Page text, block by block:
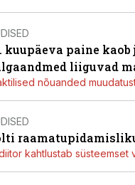
kuupäeva paine
liiguvad
nõuanded
kahtlustab süsteemset